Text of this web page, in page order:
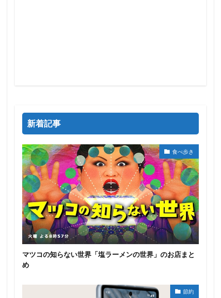
新着記事
食べ歩き
マツコの知らない世界「塩ラーメンの世界」のお店まと
め
節約